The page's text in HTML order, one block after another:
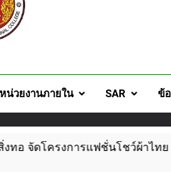
หน่วยงานภายใน SAR ข้
สไตล์โมเดิร์น วันที่ ๕ ส.ค. นี้